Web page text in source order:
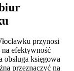
przynosi
na efektywność
obsługa księgowa
przeznaczyć na